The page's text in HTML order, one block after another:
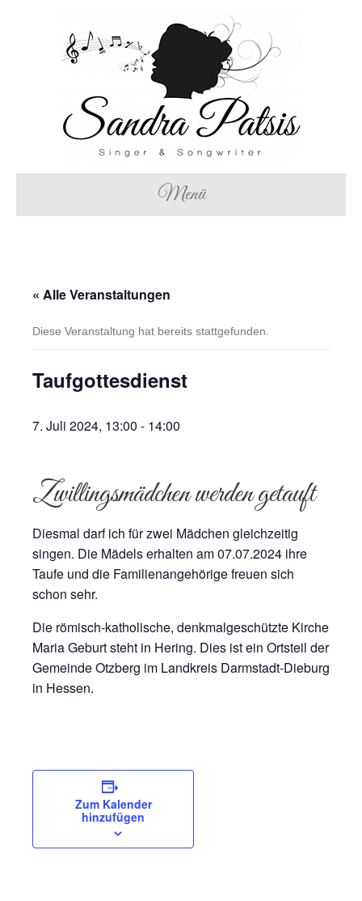
Menü
« Alle Veranstaltungen
Diese Veranstaltung hat bereits stattgefunden.
Taufgottesdienst
7. Juli 2024, 13:00 - 14:00
Zwillingsmädchen werden getauft
Diesmal darf ich für zwei Mädchen gleichzeitig
singen. Die Mädels erhalten am 07.07.2024 ihre
Taufe und die Familienangehörige freuen sich
schon sehr.
Die römisch-katholische, denkmalgeschützte Kirche
Maria Geburt steht in Hering. Dies ist ein Ortsteil der
Gemeinde Otzberg im Landkreis Darmstadt-Dieburg
in Hessen.
Zum Kalender
hinzufügen